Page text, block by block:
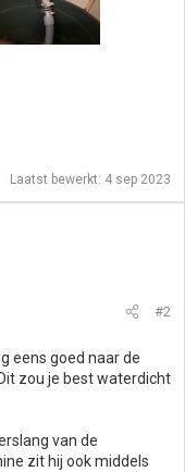
Laatst bewerkt: 4 sep 2023
#2
eens goed naar de
zou je best waterdicht
van de
zit hij ook middels